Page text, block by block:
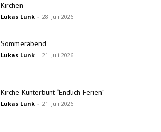
Kirchen
Lukas Lunk - 28. Juli 2026
Sommerabend
Lukas Lunk - 21. Juli 2026
Kirche Kunterbunt “Endlich Ferien”
Lukas Lunk - 21. Juli 2026